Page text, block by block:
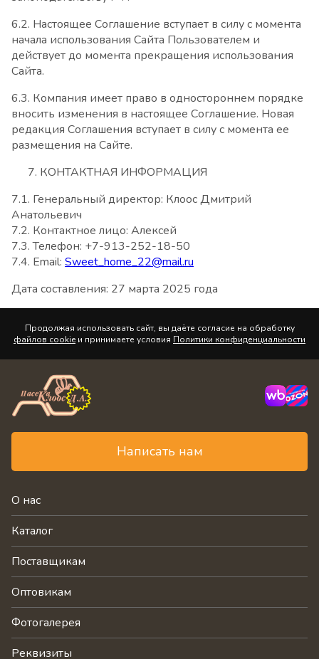
6.2. Настоящее Соглашение вступает в силу с момента
начала использования Сайта Пользователем и
действует до момента прекращения использования
Сайта.
6.3. Компания имеет право в одностороннем порядке
вносить изменения в настоящее Соглашение. Новая
редакция Соглашения вступает в силу с момента ее
размещения на Сайте.
КОНТАКТНАЯ ИНФОРМАЦИЯ
7.1. Генеральный директор: Клоос Дмитрий
Анатольевич
7.2. Контактное лицо: Алексей
7.3. Телефон: +7-913-252-18-50
7.4. Email: Sweet_home_22@mail.ru
Дата составления: 27 марта 2025 года
Продолжая использовать сайт, вы даёте согласие на обработку
файлов cookie и принимаете условия Политики конфиденциальности
Написать нам
О нас
Каталог
Поставщикам
Оптовикам
Фотогалерея
Реквизиты